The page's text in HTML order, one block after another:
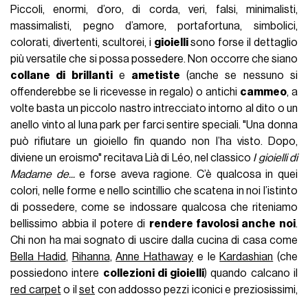
Piccoli, enormi, d’oro, di corda, veri, falsi, minimalisti,
massimalisti, pegno d’amore, portafortuna, simbolici,
colorati, divertenti, scultorei, i gioiellisono forse il dettaglio
più versatile che si possa possedere. Non occorre che siano
collane di brillantie ametiste (anche se nessuno si
offenderebbe se li ricevesse in regalo) o antichi cammeo, a
volte basta un piccolo nastro intrecciato intorno al dito o un
anello vinto al luna park per farci sentire speciali. "Una donna
può rifiutare un gioiello fin quando non l’ha visto. Dopo,
diviene un eroismo" recitava Lià di Léo, nel classico I gioielli di
Madame de...e forse aveva ragione. C’è qualcosa in quei
colori, nelle forme e nello scintillio che scatena in noi l’istinto
di possedere, come se indossare qualcosa che riteniamo
bellissimo abbia il potere di rendere favolosi anche noi.
Chi non ha mai sognato di uscire dalla cucina di casa come
Bella Hadid, Rihanna,Anne Hathaway e le Kardashian (che
possiedono intere collezioni di gioielli) quando calcano il
red carpet o ilset con addosso pezzi iconici e preziosissimi,